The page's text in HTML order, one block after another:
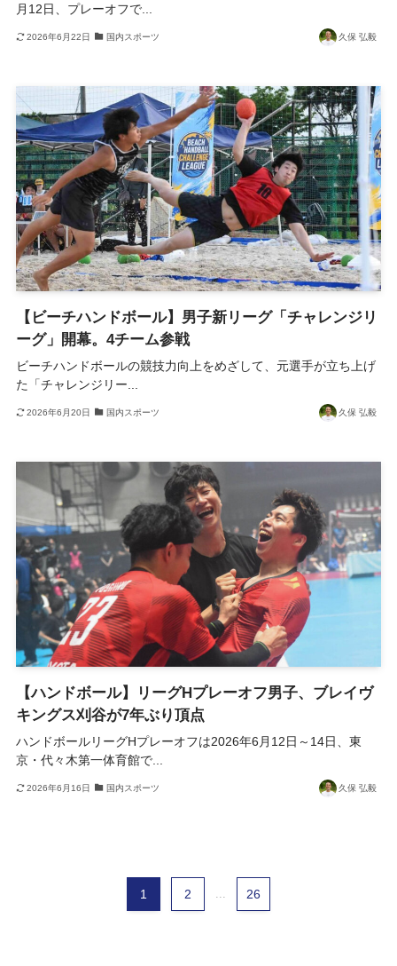
月12日、プレーオフで...
2026年6月22日 国内スポーツ 久保 弘毅
【ビーチハンドボール】男子新リーグ「チャレンジリ
ーグ」開幕。4チーム参戦
ビーチハンドボールの競技力向上をめざして、元選手が立ち上げ
た「チャレンジリー...
2026年6月20日 国内スポーツ 久保 弘毅
【ハンドボール】リーグHプレーオフ男子、ブレイヴ
キングス刈谷が7年ぶり頂点
ハンドボールリーグHプレーオフは2026年6月12日～14日、東
京・代々木第一体育館で...
2026年6月16日 国内スポーツ 久保 弘毅
1 2 26